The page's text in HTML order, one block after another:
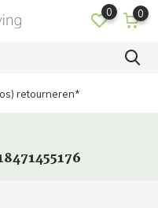
0 0
retourneren*